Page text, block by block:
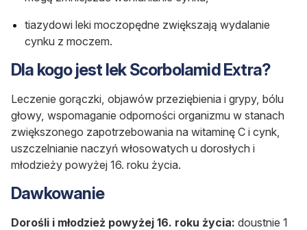
tiazydowi leki moczopędne zwiększają wydalanie
cynku z moczem.
Dla kogo jest lek Scorbolamid Extra?
Leczenie gorączki, objawów przeziębienia i grypy, bólu
głowy, wspomaganie odporności organizmu w stanach
zwiększonego zapotrzebowania na witaminę C i cynk,
uszczelnianie naczyń włosowatych u dorosłych i
młodzieży powyżej 16. roku życia.
Dawkowanie
Dorośli i młodzież powyżej 16. roku życia: doustnie 1